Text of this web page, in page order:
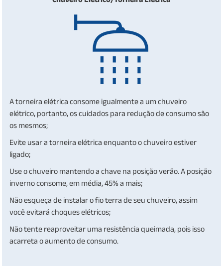
A torneira elétrica consome igualmente a um chuveiro
elétrico, portanto, os cuidados para redução de consumo são
os mesmos;
Evite usar a torneira elétrica enquanto o chuveiro estiver
ligado;
Use o chuveiro mantendo a chave na posição verão. A posição
inverno consome, em média, 45% a mais;
Não esqueça de instalar o fio terra de seu chuveiro, assim
você evitará choques elétricos;
Não tente reaproveitar uma resistência queimada, pois isso
acarreta o aumento de consumo.